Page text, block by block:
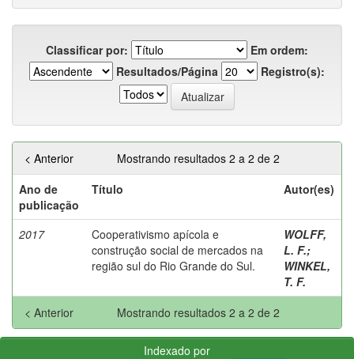
Classificar por:
Em ordem:
Resultados/Página
Registro(s):
Mostrando resultados 2 a 2 de 2
< Anterior
Ano de
publicação
Título Autor(es)
2017
Cooperativismo apícola e
construção social de mercados na
região sul do Rio Grande do Sul.
WOLFF,
L. F.;
WINKEL,
T. F.
Mostrando resultados 2 a 2 de 2
< Anterior
Indexado por